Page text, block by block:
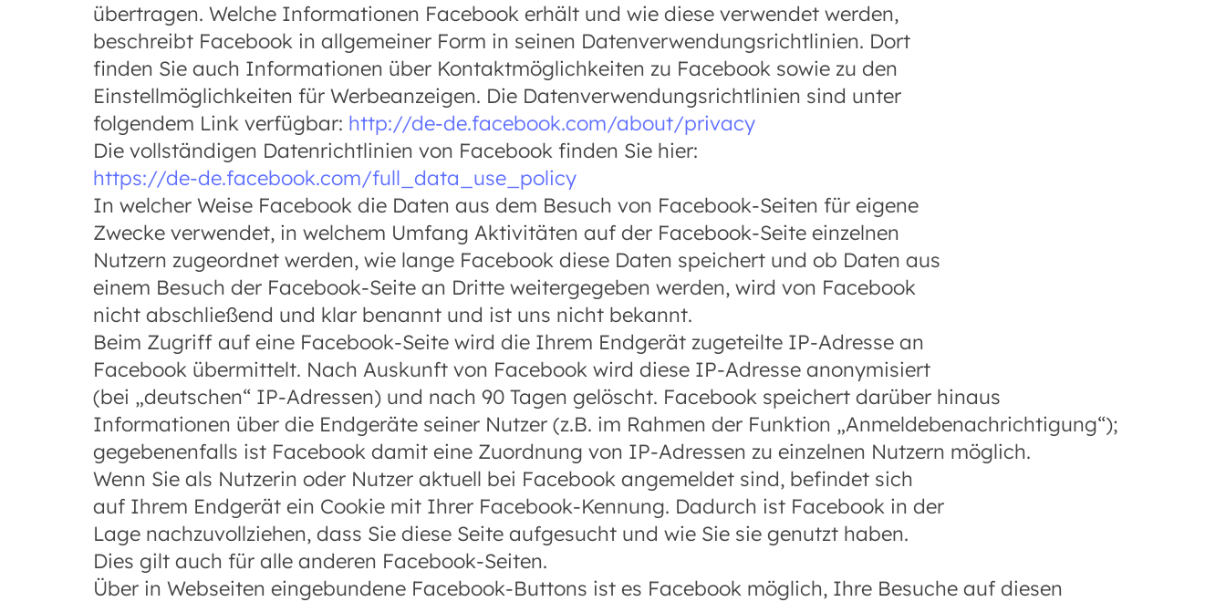
übertragen. Welche Informationen Facebook erhält und wie diese verwendet werden,
beschreibt Facebook in allgemeiner Form in seinen Datenverwendungsrichtlinien. Dort
finden Sie auch Informationen über Kontaktmöglichkeiten zu Facebook sowie zu den
Einstellmöglichkeiten für Werbeanzeigen. Die Datenverwendungsrichtlinien sind unter
folgendem Link verfügbar: http://de-de.facebook.com/about/privacy
Die vollständigen Datenrichtlinien von Facebook finden Sie hier:
https://de-de.facebook.com/full_data_use_policy
In welcher Weise Facebook die Daten aus dem Besuch von Facebook-Seiten für eigene
Zwecke verwendet, in welchem Umfang Aktivitäten auf der Facebook-Seite einzelnen
Nutzern zugeordnet werden, wie lange Facebook diese Daten speichert und ob Daten aus
einem Besuch der Facebook-Seite an Dritte weitergegeben werden, wird von Facebook
nicht abschließend und klar benannt und ist uns nicht bekannt.
Beim Zugriff auf eine Facebook-Seite wird die Ihrem Endgerät zugeteilte IP-Adresse an
Facebook übermittelt. Nach Auskunft von Facebook wird diese IP-Adresse anonymisiert
(bei „deutschen“ IP-Adressen) und nach 90 Tagen gelöscht. Facebook speichert darüber hinaus
Informationen über die Endgeräte seiner Nutzer (z.B. im Rahmen der Funktion „Anmeldebenachrichtigung“);
gegebenenfalls ist Facebook damit eine Zuordnung von IP-Adressen zu einzelnen Nutzern möglich.
Wenn Sie als Nutzerin oder Nutzer aktuell bei Facebook angemeldet sind, befindet sich
auf Ihrem Endgerät ein Cookie mit Ihrer Facebook-Kennung. Dadurch ist Facebook in der
Lage nachzuvollziehen, dass Sie diese Seite aufgesucht und wie Sie sie genutzt haben.
Dies gilt auch für alle anderen Facebook-Seiten.
Über in Webseiten eingebundene Facebook-Buttons ist es Facebook möglich, Ihre Besuche auf diesen